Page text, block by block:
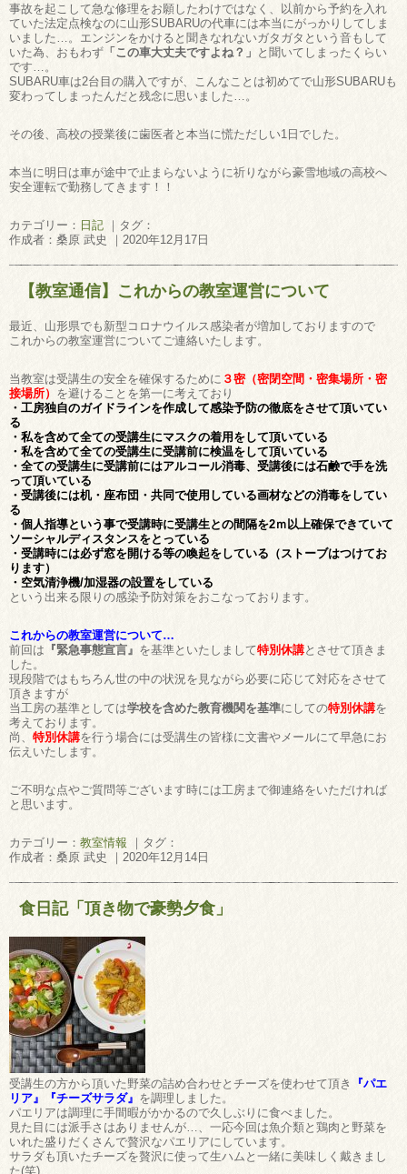
事故を起こして急な修理をお願したわけではなく、以前から予約を入れ
ていた法定点検なのに山形SUBARUの代車には本当にがっかりしてしま
いました…。エンジンをかけると聞きなれないガタガタという音もして
いた為、おもわず 「この車大丈夫ですよね？」 と聞いてしまったくらい
です…。
SUBARU車は2台目の購入ですが、こんなことは初めてで山形SUBARUも
変わってしまったんだと残念に思いました…。
その後、高校の授業後に歯医者と本当に慌ただしい1日でした。
本当に明日は車が途中で止まらないように祈りながら豪雪地域の高校へ
安全運転で勤務してきます！！
カテゴリー： 日記 ｜タグ：
作成者：桑原 武史 ｜2020年12月17日
【教室通信】これからの教室運営について
最近、山形県でも新型コロナウイルス感染者が増加しておりますので
これからの教室運営についてご連絡いたします。
当教室は受講生の安全を確保するために ３密（密閉空間・密集場所・密
接場所） を避けることを第一に考えており
・工房独自のガイドラインを作成して感染予防の徹底をさせて頂いてい
る
・私を含めて全ての受講生にマスクの着用をして頂いている
・私を含めて全ての受講生に受講前に検温をして頂いている
・全ての受講生に受講前にはアルコール消毒、受講後には石鹸で手を洗
って頂いている
・受講後には机・座布団・共同で使用している画材などの消毒をしてい
る
・個人指導という事で受講時に受講生との間隔を2ｍ以上確保できていて
ソーシャルディスタンスをとっている
・受講時には必ず窓を開ける等の喚起をしている（ストーブはつけてお
ります）
・空気清浄機/加湿器の設置をしている
という出来る限りの感染予防対策をおこなっております。
これからの教室運営について…
前回は 『緊急事態宣言』 を基準といたしまして特別休講とさせて頂きま
した。
現段階ではもちろん世の中の状況を見ながら必要に応じて対応をさせて
頂きますが
当工房の基準としては学校を含めた教育機関を基準にしての特別休講を
考えております。
尚、 特別休講を行う場合には受講生の皆様に文書やメールにて早急にお
伝えいたします。
ご不明な点やご質問等ございます時には工房まで御連絡をいただければ
と思います。
カテゴリー： 教室情報 ｜タグ：
作成者：桑原 武史 ｜2020年12月14日
食日記「頂き物で豪勢夕食」
受講生の方から頂いた野菜の詰め合わせとチーズを使わせて頂き
『パエ
リア』『チーズサラダ』 を調理しました。
パエリアは調理に手間暇がかかるので久しぶりに食べました。
見た目には派手さはありませんが…、一応今回は魚介類と鶏肉と野菜を
いれた盛りだくさんで贅沢なパエリアにしています。
サラダも頂いたチーズを贅沢に使って生ハムと一緒に美味しく戴きまし
た(笑)